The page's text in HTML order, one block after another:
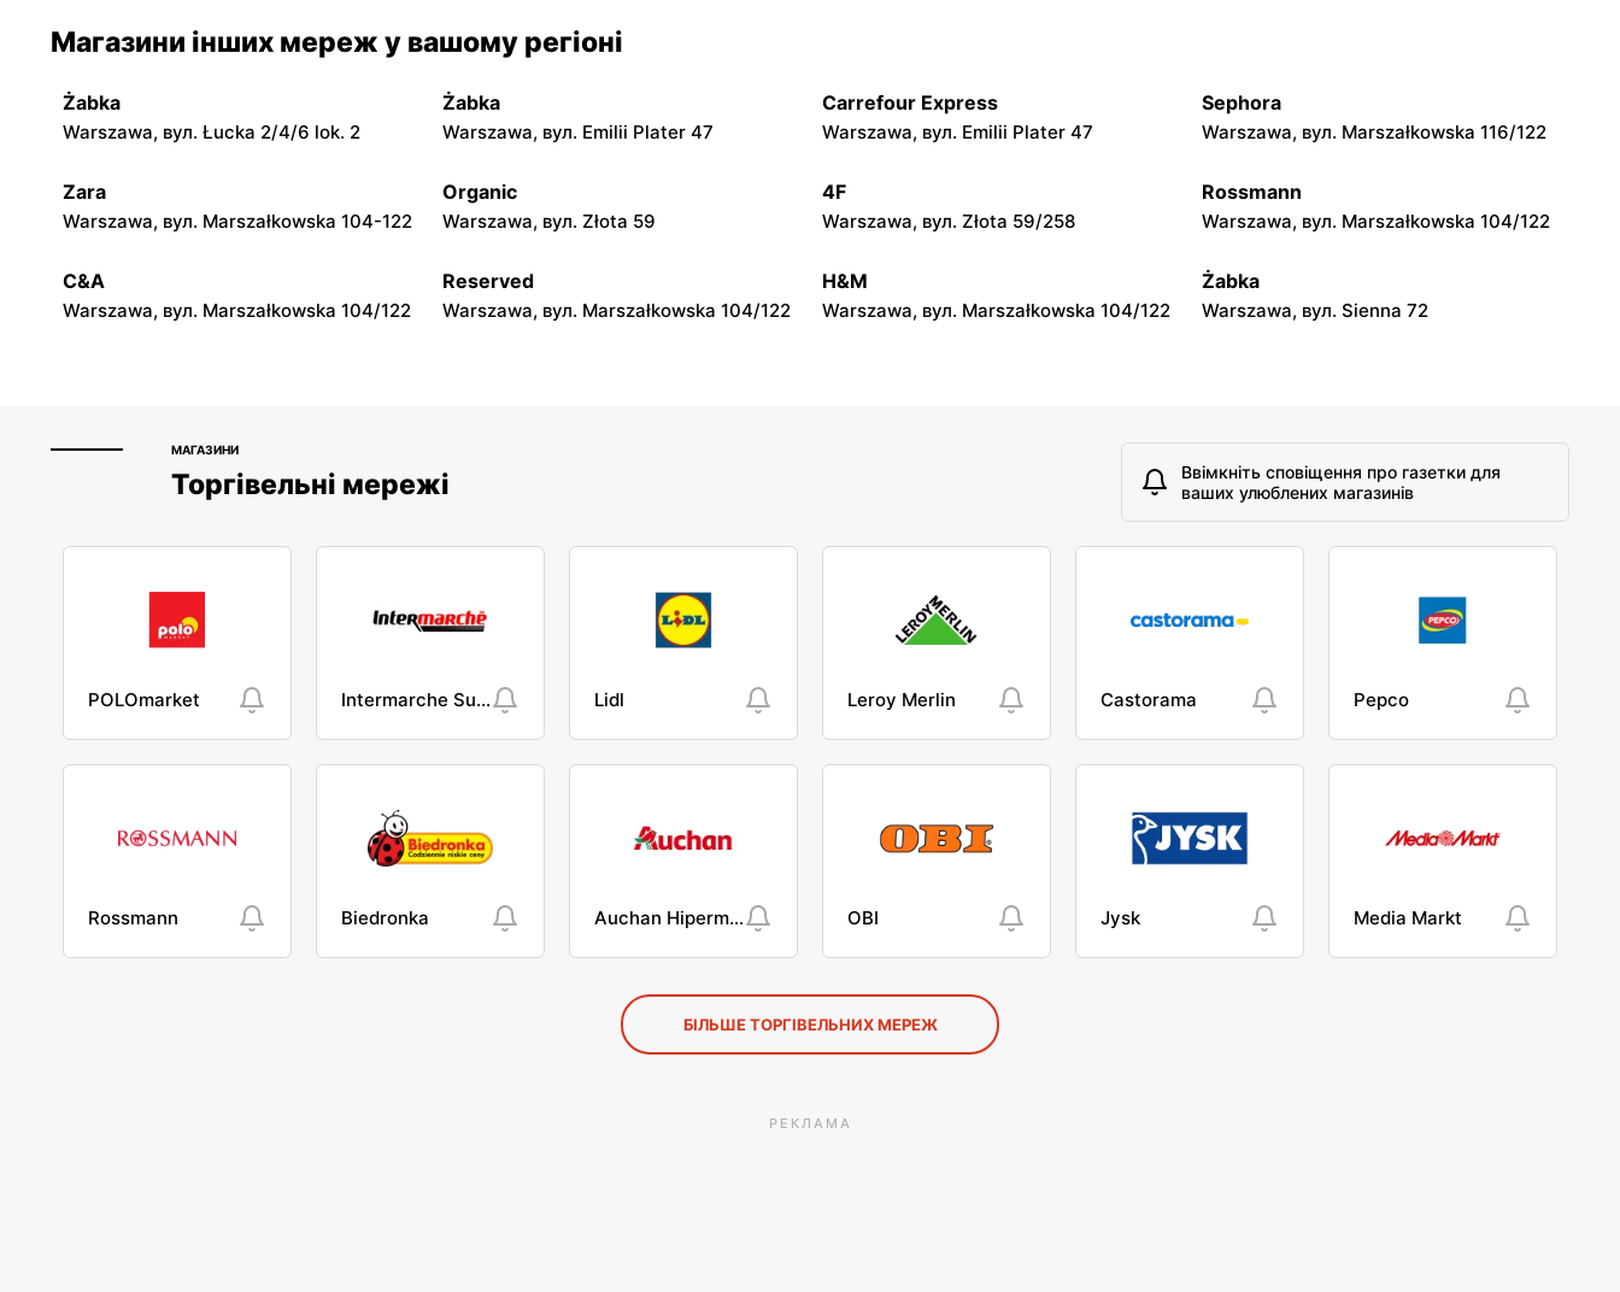
Warszawa al. Dzieci Polskich 9 Warszawa, вул. Zasadowa 52
Groszek
Łomianki Dolne, вул. Wiślana 32E
Groszek
Łomianki, вул. Warszawska 280
Groszek
Warszawa, вул. Jana Pawła II 108
Groszek
Warszawa, вул. plac Wojska Polskiego
Groszek
Krasickiego 79a/1
Groszek Groszek Groszek
Магазини інших мереж у вашому регіоні
Żabka
Warszawa, вул. Łucka 2/4/6 lok. 2
Żabka
Warszawa, вул. Emilii Plater 47
Carrefour Express
Warszawa, вул. Emilii Plater 47
Sephora
Warszawa, вул. Marszałkowska 116/122
Zara
Warszawa, вул. Marszałkowska 104-122
Organic
Warszawa, вул. Złota 59
4F
Warszawa, вул. Złota 59/258
Rossmann
Warszawa, вул. Marszałkowska 104/122
C&A
Warszawa, вул. Marszałkowska 104/122
Reserved
Warszawa, вул. Marszałkowska 104/122
H&M
Warszawa, вул. Marszałkowska 104/122
Żabka
Warszawa, вул. Sienna 72
МАГАЗИНИ
Торгівельні мережі
Ввімкніть сповіщення про газетки для
ваших улюблених магазинів
POLOmarket Intermarche Super Lidl Leroy Merlin Castorama Pepco
Rossmann Biedronka Auchan Hipermarket OBI Jysk Media Markt
БІЛЬШЕ ТОРГІВЕЛЬНИХ МЕРЕЖ
РЕКЛАМА